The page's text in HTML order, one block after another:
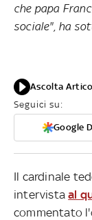
che papa
sociale", ha
Ascolta
Seguici su:
Google
Il cardinale
intervista al
commentato